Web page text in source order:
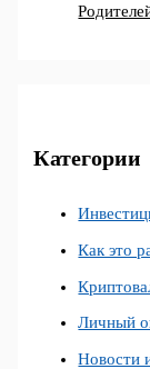
Категории
Как это
Личный
Новости